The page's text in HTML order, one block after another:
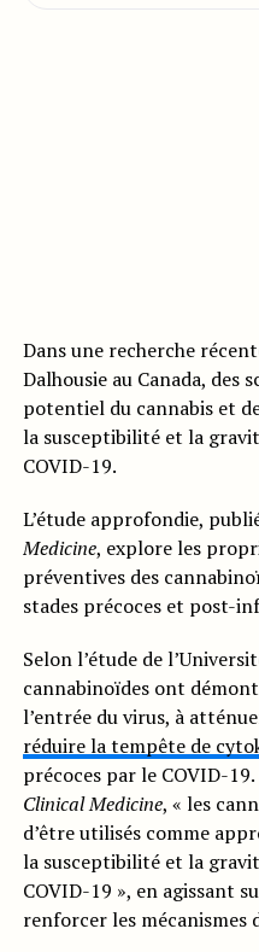
Dans une recherche
Dalhousie au Canada, des
potentiel du cannabis et
la susceptibilité et la
COVID-19.
L’étude approfondie,
Medicine, explore les
préventives des
stades précoces et post-
Selon l’étude de
cannabinoïdes ont
l’entrée du virus, à
réduire la tempête de
précoces par le COVID-
Clinical Medicine, « les
d’être utilisés comme
la susceptibilité et la
COVID-19 », en agissant
renforcer les mécanismes